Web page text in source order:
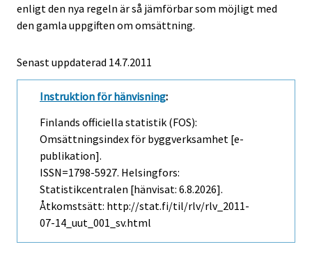
enligt den nya regeln är så jämförbar som möjligt med
den gamla uppgiften om omsättning.
Senast uppdaterad 14.7.2011
Instruktion för hänvisning:
Finlands officiella statistik (FOS):
Omsättningsindex för byggverksamhet [e-
publikation].
ISSN=1798-5927. Helsingfors:
Statistikcentralen [hänvisat: 6.8.2026].
Åtkomstsätt: http://stat.fi/til/rlv/rlv_2011-
07-14_uut_001_sv.html